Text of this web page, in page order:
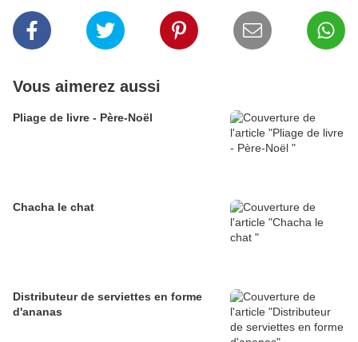
Vous aimerez aussi
Pliage de livre - Père-Noël
Chacha le chat
Distributeur de serviettes en forme
d'ananas